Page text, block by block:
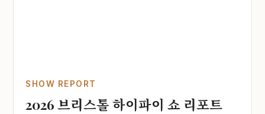
SHOW REPORT
2026 브리스톨 하이파이 쇼 리포트